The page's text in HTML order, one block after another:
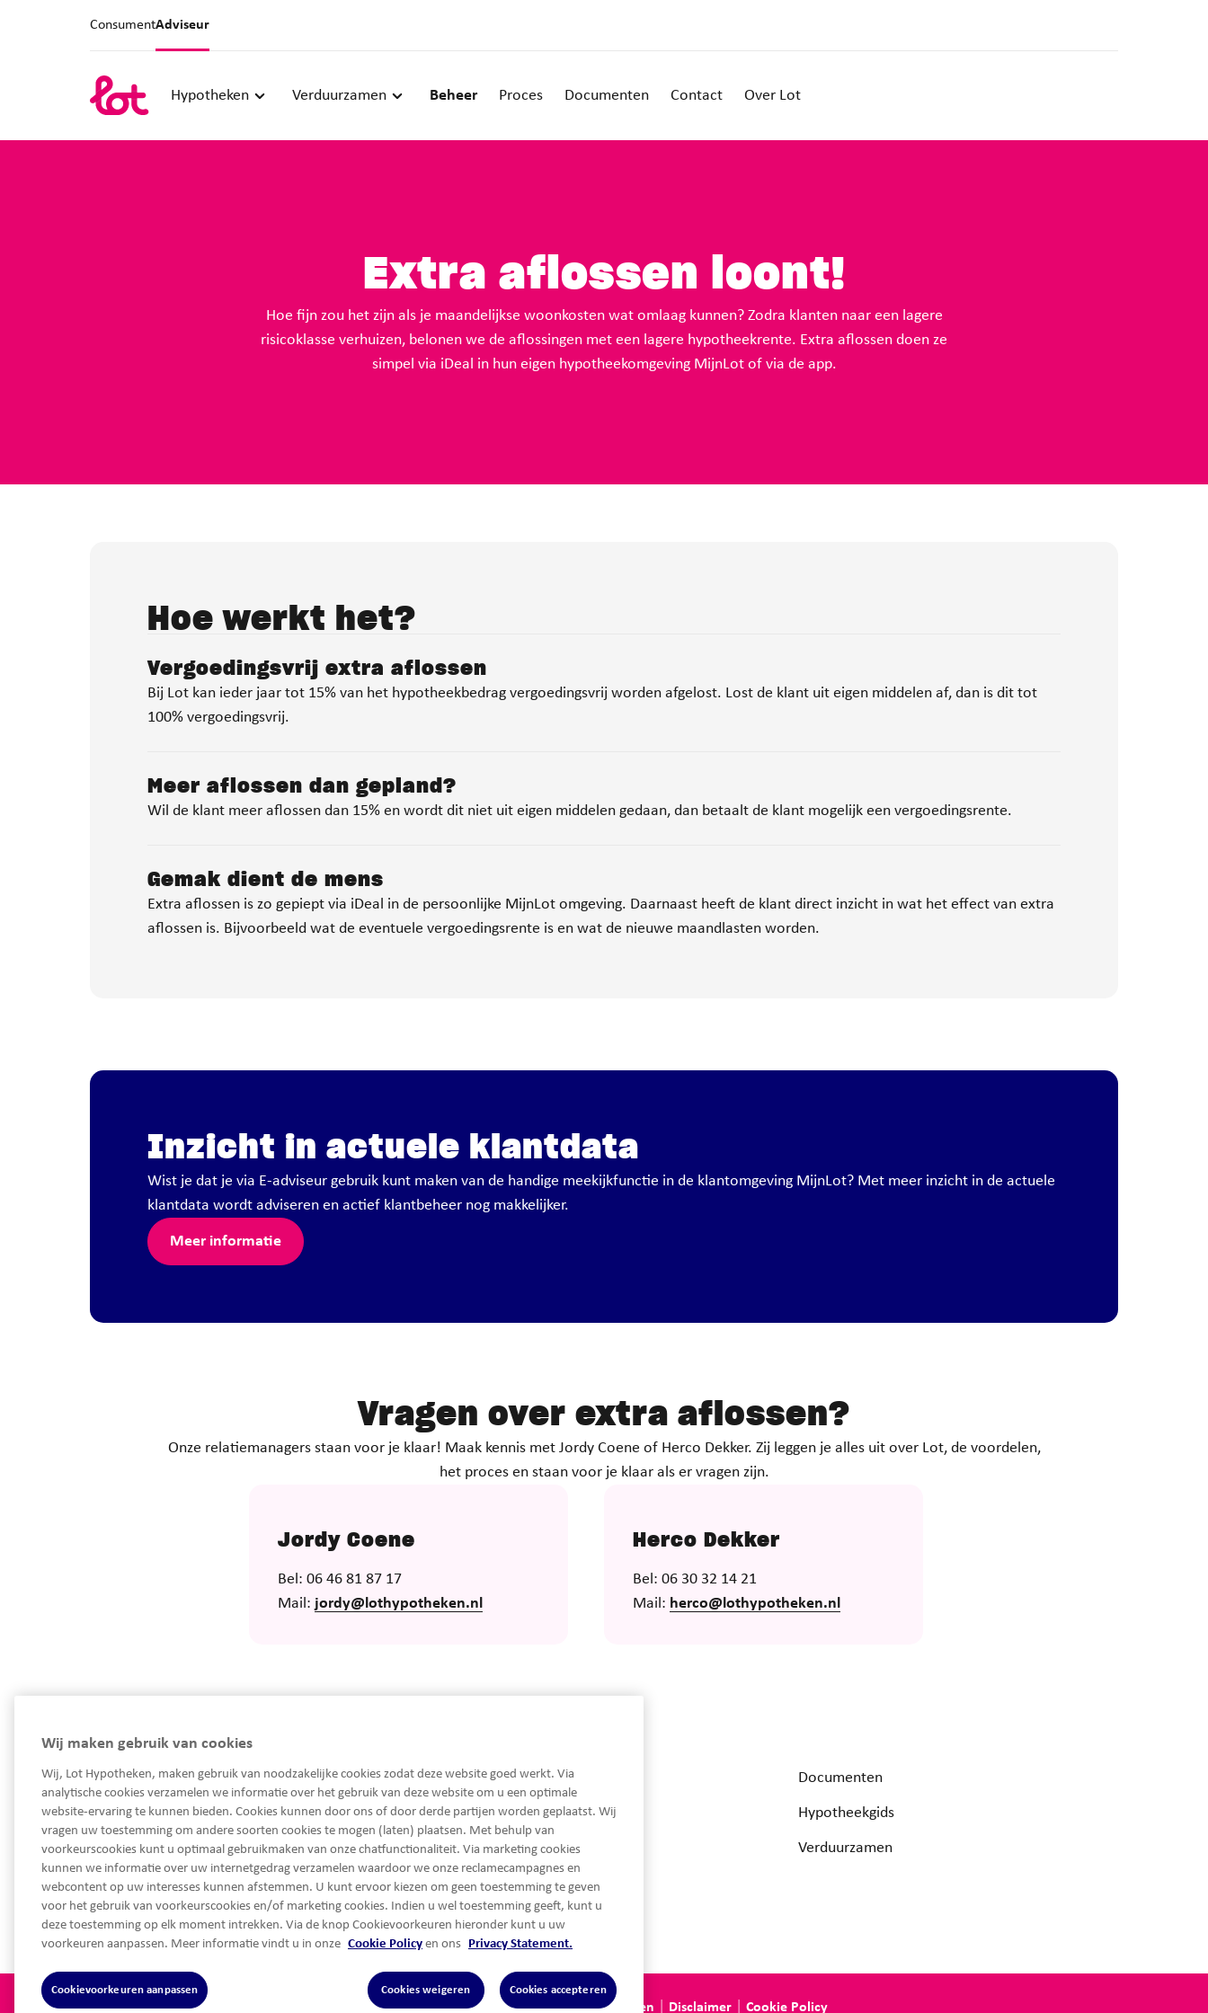
ConsumentAdviseur
Hypotheken Verduurzamen Beheer Proces Documenten Contact Over Lot
Extra aflossen loont!
Hoe fijn zou het zijn als je maandelijkse woonkosten wat omlaag kunnen? Zodra klanten naar een lagere
risicoklasse verhuizen, belonen we de aflossingen met een lagere hypotheekrente. Extra aflossen doen ze
simpel via iDeal in hun eigen hypotheekomgeving MijnLot of via de app.
Hoe werkt het?
Vergoedingsvrij extra aflossen
Bij Lot kan ieder jaar tot 15% van het hypotheekbedrag vergoedingsvrij worden afgelost. Lost de klant uit eigen middelen af, dan is dit tot
100% vergoedingsvrij.
Meer aflossen dan gepland?
Wil de klant meer aflossen dan 15% en wordt dit niet uit eigen middelen gedaan, dan betaalt de klant mogelijk een vergoedingsrente.
Gemak dient de mens
Extra aflossen is zo gepiept via iDeal in de persoonlijke MijnLot omgeving. Daarnaast heeft de klant direct inzicht in wat het effect van extra
aflossen is. Bijvoorbeeld wat de eventuele vergoedingsrente is en wat de nieuwe maandlasten worden.
Inzicht in actuele klantdata
Wist je dat je via E-adviseur gebruik kunt maken van de handige meekijkfunctie in de klantomgeving MijnLot? Met meer inzicht in de actuele
klantdata wordt adviseren en actief klantbeheer nog makkelijker.
Meer informatie
Vragen over extra aflossen?
Onze relatiemanagers staan voor je klaar! Maak kennis met Jordy Coene of Herco Dekker. Zij leggen je alles uit over Lot, de voordelen,
het proces en staan voor je klaar als er vragen zijn.
Jordy Coene
Bel: 06 46 81 87 17
Mail: jordy@lothypotheken.nl
Herco Dekker
Bel: 06 30 32 14 21
Mail: herco@lothypotheken.nl
service@lothypotheken.nl
Telefoon
LinkedIn
Hypotheken Documenten
Hypotheekrentes Hypotheekgids
Beheer Verduurzamen
Nieuws
Privacy statement Algemene voorwaarden Disclaimer Cookie Policy
Wij maken gebruik van cookies
Wij, Lot Hypotheken, maken gebruik van noodzakelijke cookies zodat deze website goed werkt. Via
analytische cookies verzamelen we informatie over het gebruik van deze website om u een optimale
website-ervaring te kunnen bieden. Cookies kunnen door ons of door derde partijen worden geplaatst. Wij
vragen uw toestemming om andere soorten cookies te mogen (laten) plaatsen. Met behulp van
voorkeurscookies kunt u optimaal gebruikmaken van onze chatfunctionaliteit. Via marketing cookies
kunnen we informatie over uw internetgedrag verzamelen waardoor we onze reclamecampagnes en
webcontent op uw interesses kunnen afstemmen. U kunt ervoor kiezen om geen toestemming te geven
voor het gebruik van voorkeurscookies en/of marketing cookies. Indien u wel toestemming geeft, kunt u
deze toestemming op elk moment intrekken. Via de knop Cookievoorkeuren hieronder kunt u uw
voorkeuren aanpassen. Meer informatie vindt u in onze Cookie Policy en ons Privacy Statement.
Cookies weigeren Cookies accepteren
Cookievoorkeuren aanpassen